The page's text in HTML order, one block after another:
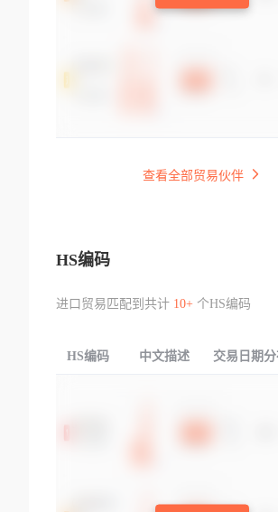
查看全部贸易伙伴
HS编码
进口贸易匹配到共计 10+个HS编码
HS编码 中文描述 交易日期